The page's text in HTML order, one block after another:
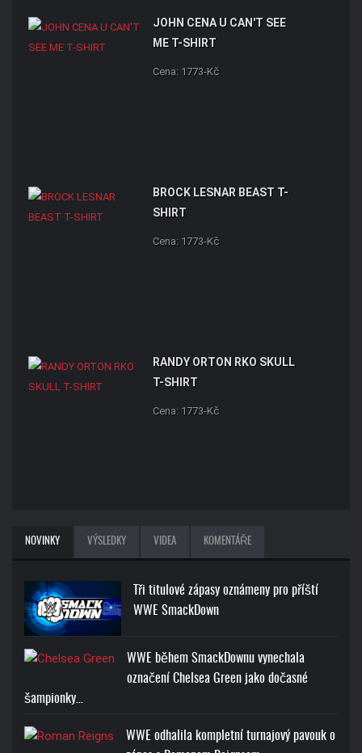
JOHN CENA U CAN'T SEE
ME T-SHIRT
Cena: 1773-Kč
BROCK LESNAR BEAST T-
SHIRT
Cena: 1773-Kč
RANDY ORTON RKO SKULL
T-SHIRT
Cena: 1773-Kč
NOVINKY VÝSLEDKY VIDEA KOMENTÁŘE
Tři titulové zápasy oznámeny pro příští
WWE SmackDown
WWE během SmackDownu vynechala
označení Chelsea Green jako dočasné
šampionky…
WWE odhalila kompletní turnajový pavouk o